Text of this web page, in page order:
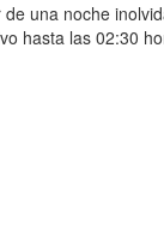
una noche
hasta las 02:30